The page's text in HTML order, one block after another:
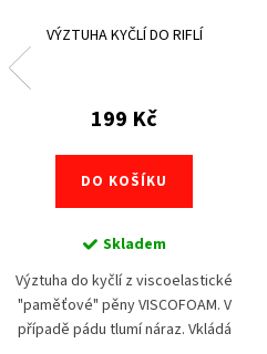
VÝZTUHA KYČLÍ DO RIFLÍ
199 Kč
DO KOŠÍKU
Skladem
Výztuha do kyčlí z viscoelastické
"paměťové" pěny VISCOFOAM. V
případě pádu tlumí náraz. Vkládá